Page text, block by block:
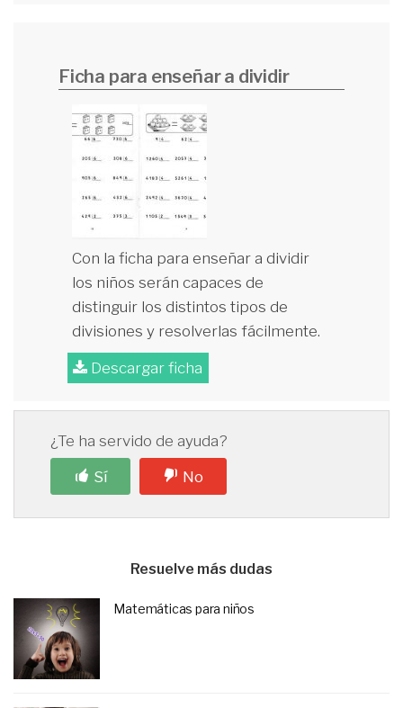
Ficha para enseñar a dividir
Con la ficha para enseñar a dividir
los niños serán capaces de
distinguir los distintos tipos de
divisiones y resolverlas fácilmente.
Descargar ficha
¿Te ha servido de ayuda?
Sí
No
Resuelve más dudas
Matemáticas para niños